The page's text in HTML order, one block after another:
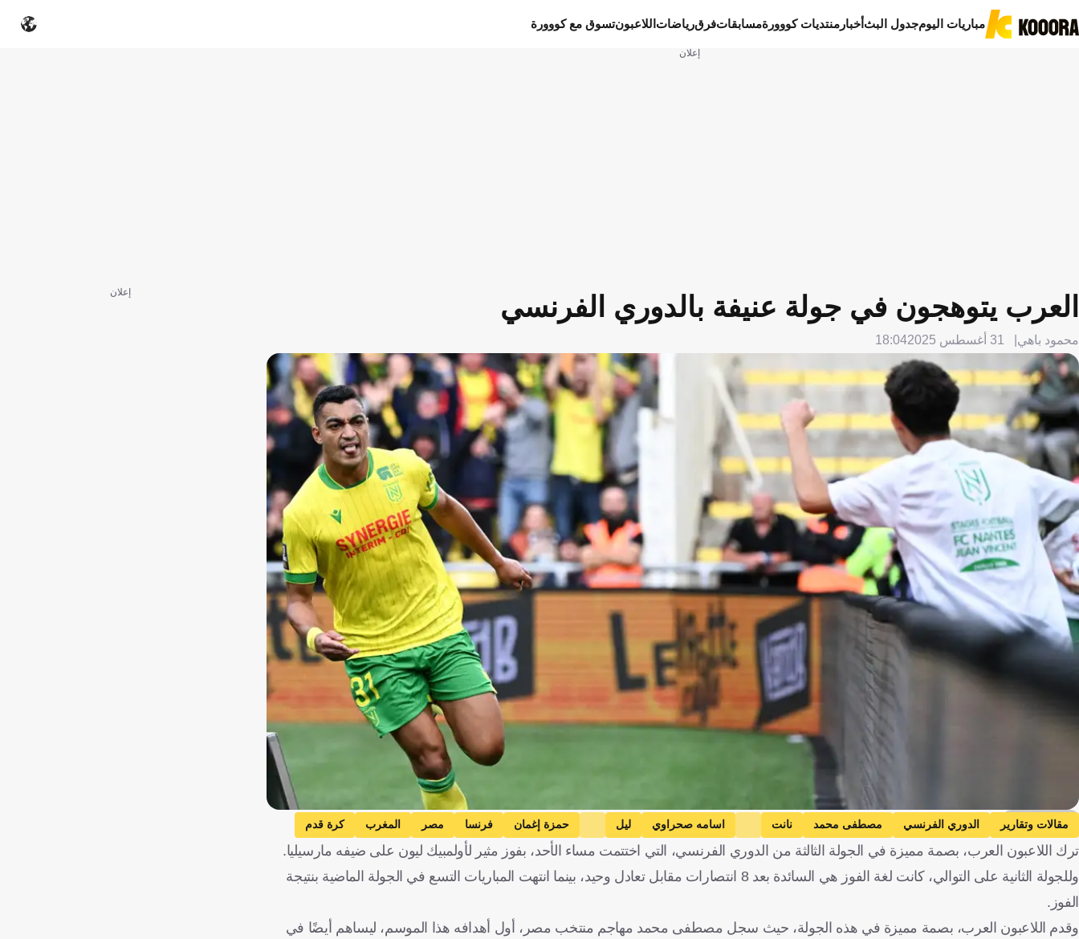
مباريات اليومجدول البثأخبار منتديات كووورةمسابقاتفرقرياضات اللاعبونتسوق مع كووورة
إعلان
العرب يتوهجون في جولة عنيفة بالدوري الفرنسي
محمود باهي 31 أغسطس 2025 18:04
Getty Images
مقالات وتقارير الدوري الفرنسي مصطفى محمد نانت اسامه صحراوي ليل حمزة إغمان فرنسا مصر المغرب كرة قدم
ترك اللاعبون العرب، بصمة مميزة في الجولة الثالثة من الدوري الفرنسي، التي اختتمت مساء الأحد، بفوز مثير لأولمبيك ليون على ضيفه مارسيليا.
وللجولة الثانية على التوالي، كانت لغة الفوز هي السائدة بعد 8 انتصارات مقابل تعادل وحيد، بينما انتهت المباريات التسع في الجولة الماضية بنتيجة
الفوز.
وقدم اللاعبون العرب، بصمة مميزة في هذه الجولة، حيث سجل مصطفى محمد مهاجم منتخب مصر، أول أهدافه هذا الموسم، ليساهم أيضًا في
إعلان